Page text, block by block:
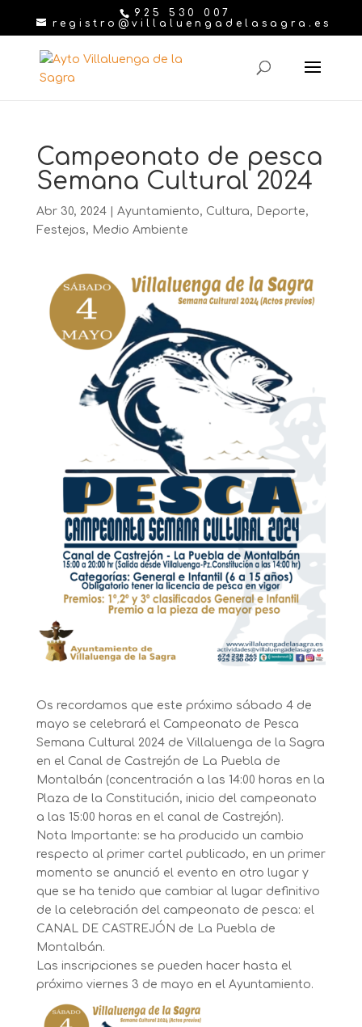
925 530 007
registro@villaluengadelasagra.es
Campeonato de pesca
Semana Cultural 2024
Abr 30, 2024| Ayuntamiento, Cultura, Deporte,
Festejos, Medio Ambiente
Os recordamos que este próximo sábado 4 de
mayo se celebrará el Campeonato de Pesca
Semana Cultural 2024 de Villaluenga de la Sagra
en el Canal de Castrejón de La Puebla de
Montalbán (concentración a las 14:00 horas en la
Plaza de la Constitución, inicio del campeonato
a las 15:00 horas en el canal de Castrejón).
Nota Importante: se ha producido un cambio
respecto al primer cartel publicado, en un primer
momento se anunció el evento en otro lugar y
que se ha tenido que cambiar al lugar definitivo
de la celebración del campeonato de pesca: el
CANAL DE CASTREJÓN de La Puebla de
Montalbán.
Las inscripciones se pueden hacer hasta el
próximo viernes 3 de mayo en el Ayuntamiento.